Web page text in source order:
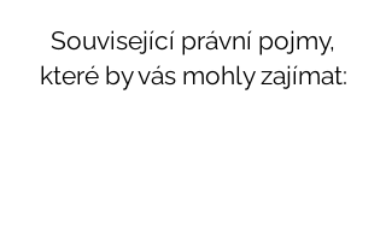
Související právní pojmy,
které by vás mohly zajímat: